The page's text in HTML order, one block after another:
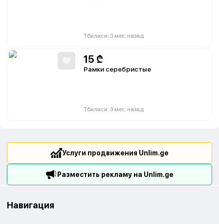
Тбилиси 3 мес. назад
15 ₾
Рамки серебристые
Тбилиси 3 мес. назад
Услуги продвижения Unlim.ge
Разместить рекламу на Unlim.ge
Навигация